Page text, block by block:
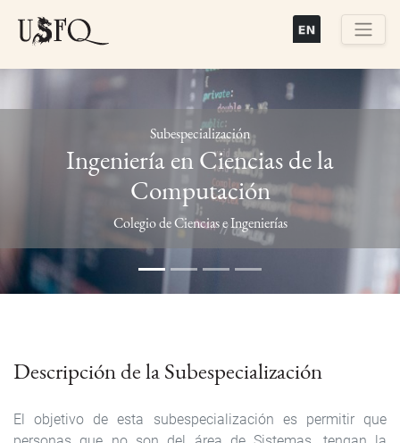
principal
Subespecialización
Ingeniería en Ciencias de la
Computación
Colegio de Ciencias e Ingenierías
Descripción de la Subespecialización
El objetivo de esta subespecialización es permitir que